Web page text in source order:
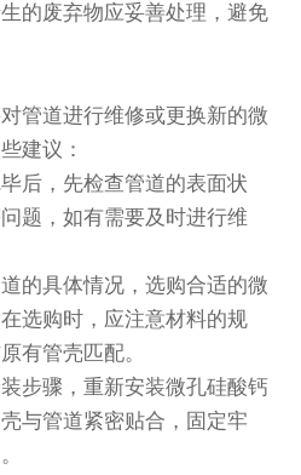
的废弃物应妥善处理，避免
管道进行维修或更换新的微
建议：
后，先检查管道的表面状
题，如有需要及时进行维
的具体情况，选购合适的微
选购时，应注意材料的规
有管壳匹配。
步骤，重新安装微孔硅酸钙
与管道紧密贴合，固定牢